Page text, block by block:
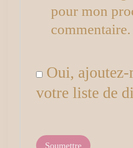
pour mon
commentaire.
Oui,
votre liste de